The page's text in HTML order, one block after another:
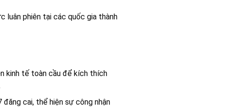
luân phiên tại các quốc gia thành
kinh tế toàn cầu để kích thích
cai, thể hiện sự công nhận